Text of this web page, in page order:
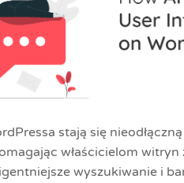
stają się
właścicielom witryn
wyszukiwanie i